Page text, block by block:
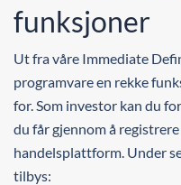
funksjoner
Ut fra våre Immediate
programvare en rekke
for. Som investor kan du
du får gjennom å
handelsplattform. Under
tilbys: